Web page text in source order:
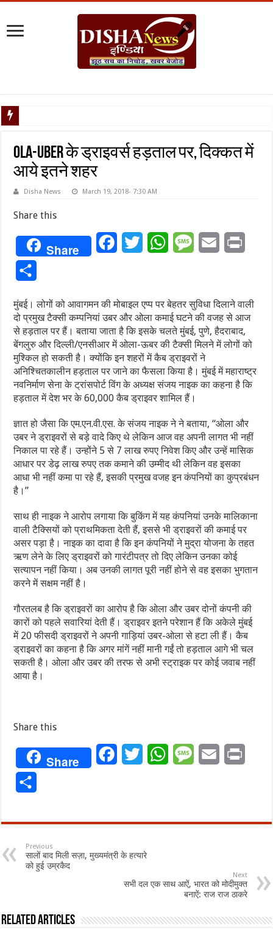
Ola-Uber के ड्राइवर्स हड़ताल पर, दिक्कत में
आये इतने शहर
Disha News March 19, 2018- 7:30 AM
Share this
Share FacebookTwitterWhatsAppMessageEmail
मुंबई। लोगों को आवागमन की मोबाइल एप्प पर बेहतर सुविधा दिलाने वाली
दो प्रमुख टैक्सी कम्पनियां उबर और ओला कमाई घटने की वजह से आज
से हड़ताल पर हैं। बताया जाता है कि इसके चलते मुंबई, पुणे, हैदराबाद,
बेंगलुरु और दिल्ली/एनसीआर में ओला-ऊबर की टैक्सी मिलने में लोगों को
मुश्किल हो सकती है। क्योंकि इन शहरों में कैब ड्राइवरों ने
अनिश्चितकालीन हड़ताल पर जाने का फैसला किया है। मुंबई में महाराष्ट्र
नवनिर्माण सेना के ट्रांसपोर्ट विंग के अध्यक्ष संजय नाइक का कहना है कि
हड़ताल में देश भर के 60,000 कैब ड्राइवर शामिल हैं।
ज्ञात हो जैसा कि एम.एन.वी.एस. के संजय नाइक ने ने बताया, “ओला और
उबर ने ड्राइवरों से बड़े वादे किए थे लेकिन आज वह अपनी लागत भी नहीं
निकाल पा रहे हैं। उन्होंने 5 से 7 लाख रुपए निवेश किए और उन्हें मासिक
आधार पर डेढ़ लाख रुपए तक कमाने की उम्मीद थी लेकिन वह इसका
आधा भी नहीं कमा पा रहे हैं, इसकी प्रमुख वजह इन कंपनियों का कुप्रबंधन
है।”
साथ ही नाइक ने आरोप लगाया कि बुकिंग में यह कंपनियां उनके मालिकाना
वाली टैक्सियों को प्राथमिकता देती हैं, इससे भी ड्राइवरों की कमाई पर
असर पड़ा है। नाइक का दावा है कि इन कंपनियों ने मुद्रा योजना के तहत
ऋण लेने के लिए ड्राइवरों को गारंटीपत्र तो दिए लेकिन उनका कोई
सत्यापन नहीं किया। अब उनकी लागत पूरी नहीं होने से वह इसका भुगतान
करने में सक्षम नहीं है।
गौरतलब है कि ड्राइवरों का आरोप है कि ओला और उबर दोनों कंपनी की
कारों को पहले सवारियां देती हैं। ड्राइवर इतने परेशान हैं कि अकेले मुंबई
में 20 फीसदी ड्राइवरों ने अपनी गाड़ियां उबर-ओला से हटा ली हैं। कैब
ड्राइवरों का कहना है कि अगर मांगें नहीं मानी गईं तो हड़ताल आगे भी चल
सकती है। ओला और उबर की तरफ से अभी स्ट्राइक पर कोई जवाब नहीं
आया है।
Share this
Share FacebookTwitterWhatsAppMessageEmail
Previous
सालों बाद मिली सज़ा, मुख्यमंत्री के हत्यारे
को हुई उम्रकैद
Next
सभी दल एक साथ आऐं, भारत को मोदीमुक्त
बनाऐं: राज राज ठाकरे
Related Articles